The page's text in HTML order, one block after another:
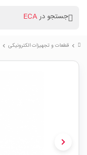
جستجو درECA
chevron_right قطعات و تجهیزات الکترونیکی chevron_right
chevron_right